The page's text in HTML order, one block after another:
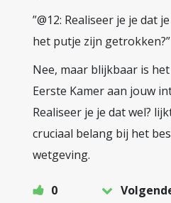
”@12: Realiseer je je dat
het putje zijn getrokken?”
Nee, maar blijkbaar is
Eerste Kamer aan jouw
Realiseer je je dat wel?
cruciaal belang bij het
wetgeving.
0